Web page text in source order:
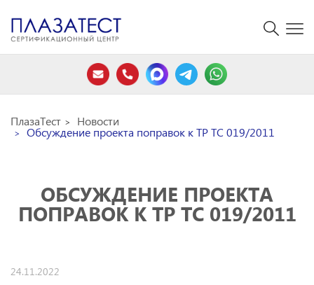
ПлазаТест Новости
Обсуждение проекта поправок к ТР ТС 019/2011
ОБСУЖДЕНИЕ ПРОЕКТА
ПОПРАВОК К ТР ТС 019/2011
24.11.2022